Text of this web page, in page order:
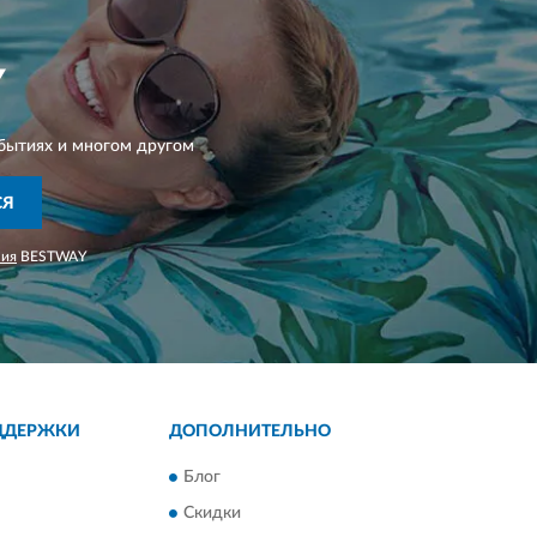
и многом другом
BESTWAY
ДОПОЛНИТЕЛЬНО
Блог
Скидки